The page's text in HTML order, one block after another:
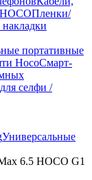
Пленки/
портативные
HocoСмарт-
селфи /
Универсальные
6.5 HOCO G1